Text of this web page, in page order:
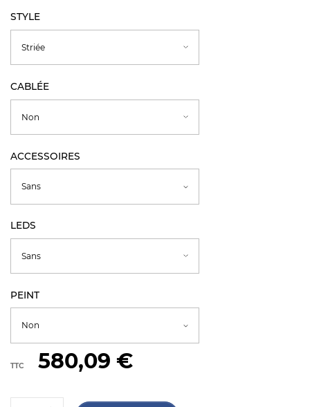
STYLE
CABLÉE
ACCESSOIRES
LEDS
PEINT
580,09 €
TTC